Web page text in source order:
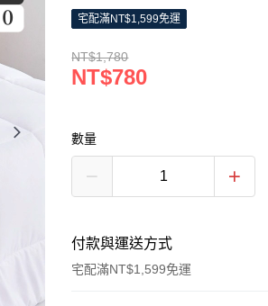
宅配滿NT$1,599免運
NT$1,780
NT$780
數量
付款與運送方式
宅配滿NT$1,599免運